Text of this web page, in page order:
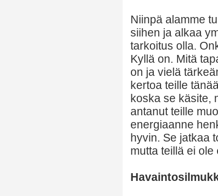
Niinpä alamme
siihen ja alkaa
tarkoitus olla.
Kyllä on. Mitä
on ja vielä
kertoa teille
koska se käsite,
antanut teille
energiaanne
hyvin. Se jatkaa
mutta teillä ei